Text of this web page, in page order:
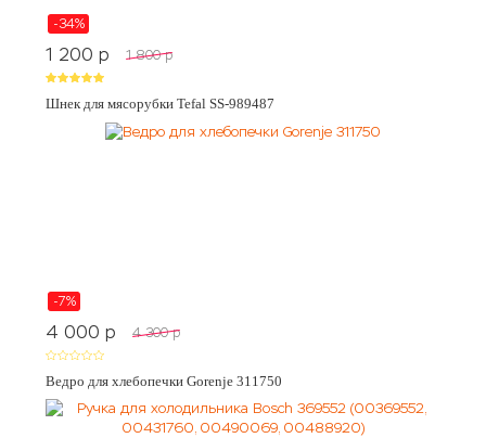
-34%
1 200 p 1 800 p
Шнек для мясорубки Tefal SS-989487
-7%
4 000 p 4 300 p
Ведро для хлебопечки Gorenje 311750